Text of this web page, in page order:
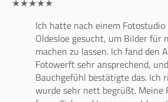
★★★★★
Ich hatte nach einem
Oldesloe gesucht, um Bilder für
machen zu lassen. Ich fand den
Fotowerft sehr ansprechend,
Bauchgefühl bestätigte das. Ich
wurde sehr nett begrüßt. Meine